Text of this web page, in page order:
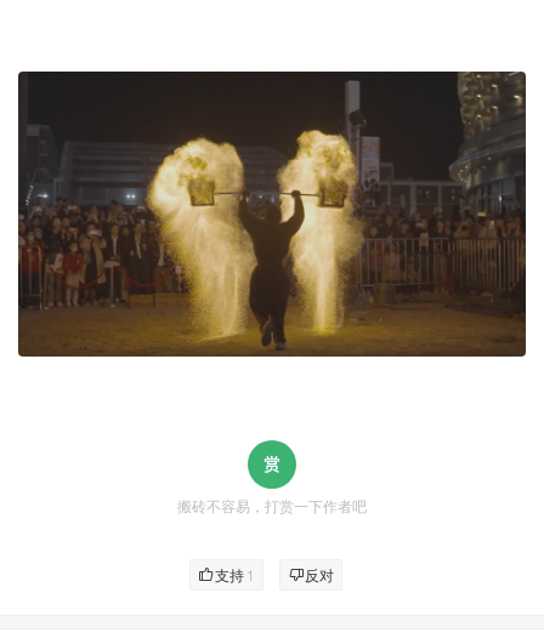
搬砖不容易，打赏一下作者吧
支持1 反对